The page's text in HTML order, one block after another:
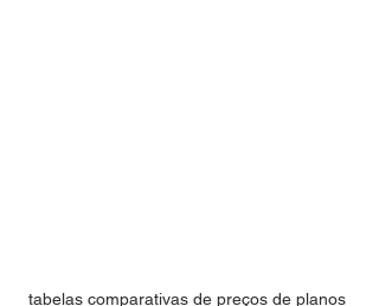
tabelas comparativas de preços de planos